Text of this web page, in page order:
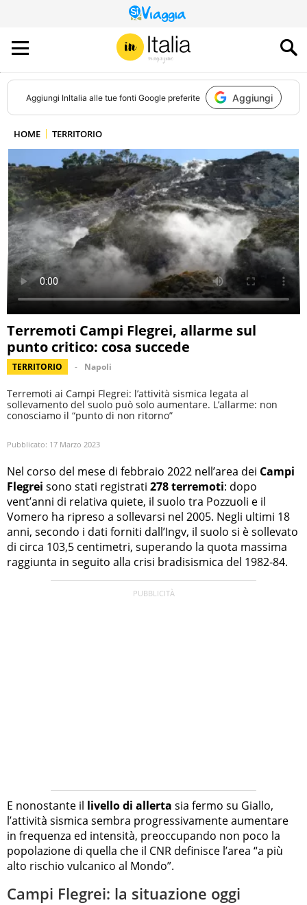
QUESTO
SITO
CONTRIBUISCE
ALL’AUDIENCE
DI
Aggiungi InItalia alle tue fonti Google preferite Aggiungi
HOME TERRITORIO
Terremoti Campi Flegrei, allarme sul
punto critico: cosa succede
TERRITORIO Napoli
Terremoti ai Campi Flegrei: l’attività sismica legata al
sollevamento del suolo può solo aumentare. L’allarme: non
conosciamo il “punto di non ritorno”
Pubblicato: 17 Marzo 2023
Nel corso del mese di febbraio 2022 nell’area dei Campi
Flegrei sono stati registrati 278 terremoti: dopo
vent’anni di relativa quiete, il suolo tra Pozzuoli e il
Vomero ha ripreso a sollevarsi nel 2005. Negli ultimi 18
anni, secondo i dati forniti dall’Ingv, il suolo si è sollevato
di circa 103,5 centimetri, superando la quota massima
raggiunta in seguito alla crisi bradisismica del 1982-84.
E nonostante il livello di allerta sia fermo su Giallo,
l’attività sismica sembra progressivamente aumentare
in frequenza ed intensità, preoccupando non poco la
popolazione di quella che il CNR definisce l’area “a più
alto rischio vulcanico al Mondo”.
Campi Flegrei: la situazione oggi